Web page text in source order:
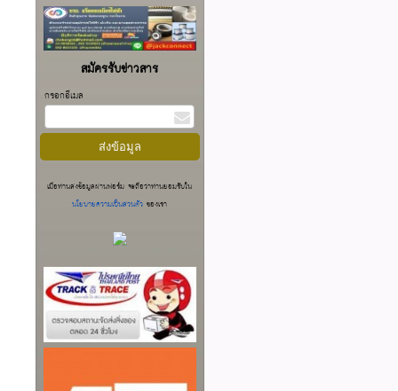
สมัครรับข่าวสาร
กรอกอีเมล
เมื่อท่านส่งข้อมูลผ่านฟอร์ม จะถือว่าท่านยอมรับใน
นโยบายความเป็นส่วนตัวของเรา